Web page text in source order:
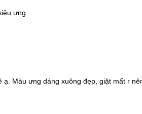
ưng
Màu ưng dáng xuông đẹp, giặt mất r